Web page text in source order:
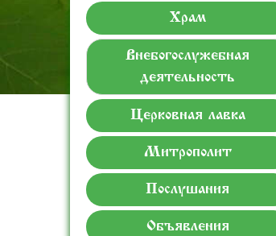
Храм
Внебогослужебная
деятельность
Церковная лавка
Митрополит
Послушания
Объявления